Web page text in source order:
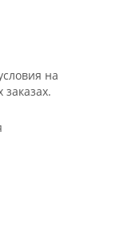
на
заказах.